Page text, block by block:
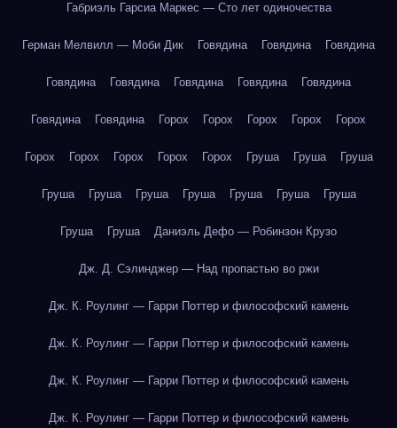
Габриэль Гарсиа Маркес — Сто лет одиночества
Герман Мелвилл — Моби Дик Говядина Говядина Говядина
Говядина Говядина Говядина Говядина Говядина
Говядина Говядина Горох Горох Горох Горох Горох
Горох Горох Горох Горох Горох Груша Груша Груша
Груша Груша Груша Груша Груша Груша Груша
Груша Груша Даниэль Дефо — Робинзон Крузо
Дж. Д. Сэлинджер — Над пропастью во ржи
Дж. К. Роулинг — Гарри Поттер и философский камень
Дж. К. Роулинг — Гарри Поттер и философский камень
Дж. К. Роулинг — Гарри Поттер и философский камень
Дж. К. Роулинг — Гарри Поттер и философский камень